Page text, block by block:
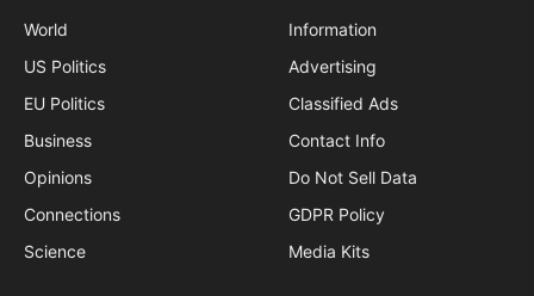
World
US Politics
EU Politics
Business
Opinions
Connections
Science
Information
Advertising
Classified Ads
Contact Info
Do Not Sell Data
GDPR Policy
Media Kits